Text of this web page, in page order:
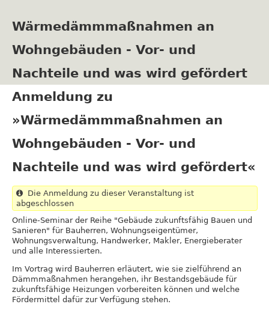
Inhalt
Wärmedämmmaßnahmen an
Wohngebäuden - Vor- und
Nachteile und was wird gefördert
Anmeldung zu
»Wärmedämmmaßnahmen an
Wohngebäuden - Vor- und
Nachteile und was wird gefördert«
Die Anmeldung zu dieser Veranstaltung ist
abgeschlossen
Online-Seminar der Reihe "Gebäude zukunftsfähig Bauen und
Sanieren" für Bauherren, Wohnungseigentümer,
Wohnungsverwaltung, Handwerker, Makler, Energieberater
und alle Interessierten.
Im Vortrag wird Bauherren erläutert, wie sie zielführend an
Dämmmaßnahmen herangehen, ihr Bestandsgebäude für
zukunftsfähige Heizungen vorbereiten können und welche
Fördermittel dafür zur Verfügung stehen.